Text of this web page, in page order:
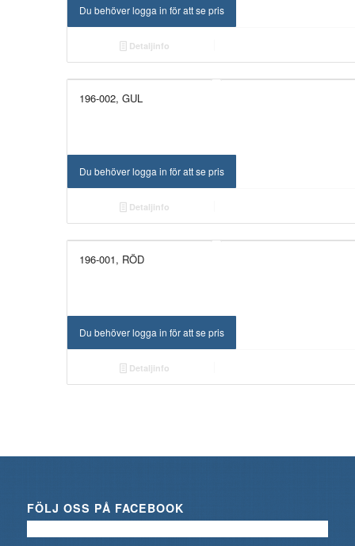
Du behöver logga in för att se pris
Detaljinfo
196-002, GUL
Du behöver logga in för att se pris
Detaljinfo
196-001, RÖD
Du behöver logga in för att se pris
Detaljinfo
FÖLJ OSS PÅ FACEBOOK